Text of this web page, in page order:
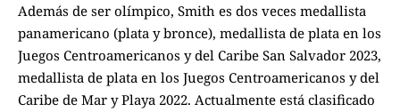
Además de ser olímpico, Smith es dos veces medallista
panamericano (plata y bronce), medallista de plata en los
Juegos Centroamericanos y del Caribe San Salvador 2023,
medallista de plata en los Juegos Centroamericanos y del
Caribe de Mar y Playa 2022. Actualmente está clasificado